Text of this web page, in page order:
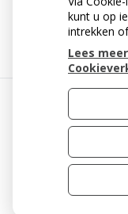
« Terug naar het
Privacy verklaring
kunt u op
intrekken
Lees